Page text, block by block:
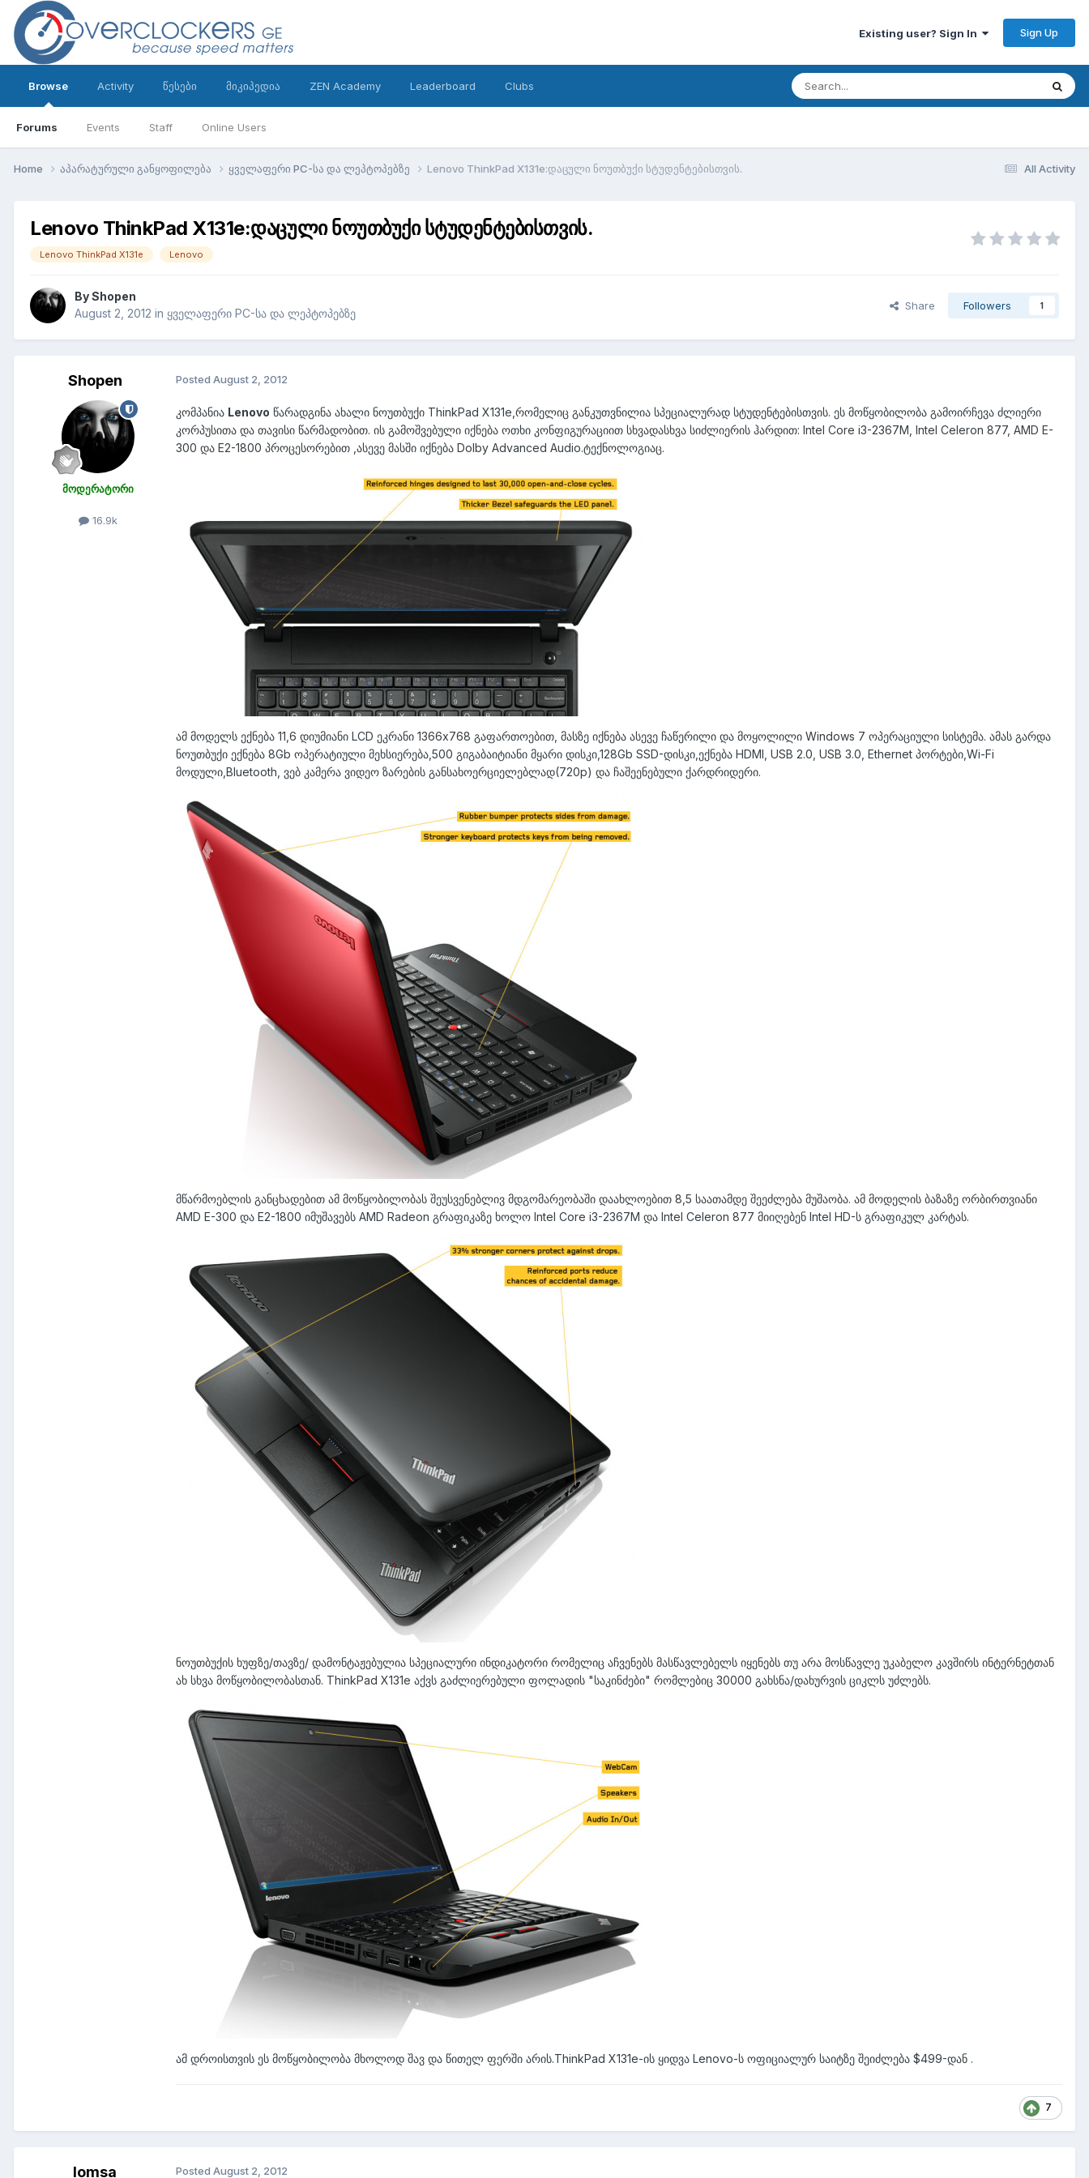
Existing user? Sign In Sign Up
Browse
Forums Events Staff Online Users
Activity წესები მიკიპედია ZEN Academy Leaderboard Clubs
All Activity
Home აპარატურული განყოფილება ყველაფერი PC-სა და ლეპტოპებზე Lenovo ThinkPad X131e:დაცული ნოუთბუქი სტუდენტებისთვის.
Lenovo ThinkPad X131e:დაცული ნოუთბუქი სტუდენტებისთვის.
Lenovo ThinkPad X131e Lenovo
ByShopen
August 2, 2012 in ყველაფერი PC-სა და ლეპტოპებზე
Share Followers 1
Shopen
მოდერატორი
16.9k
Posted August 2, 2012
კომპანია Lenovo წარადგინა ახალი ნოუთბუქი ThinkPad X131e,რომელიც განკუთვნილია სპეციალურად სტუდენტებისთვის. ეს მოწყობილობა გამოირჩევა ძლიერი
კორპუსითა და თავისი წარმადობით. ის გამოშვებული იქნება ოთხი კონფიგურაციით სხვადასხვა სიძლიერის ჰარდით: Intel Core i3-2367M, Intel Celeron 877, AMD E-
300 და E2-1800 პროცესორებით ,ასევე მასში იქნება Dolby Advanced Audio.ტექნოლოგიაც.
ამ მოდელს ექნება 11,6 დიუმიანი LCD ეკრანი 1366х768 გაფართოებით, მასზე იქნება ასევე ჩაწერილი და მოყოლილი Windows 7 ოპერაციული სისტემა. ამას გარდა
ნოუთბუქი ექნება 8Gb ოპერატიული მეხსიერება,500 გიგაბაიტიანი მყარი დისკი,128Gb SSD-დისკი,ექნება HDMI, USB 2.0, USB 3.0, Ethernet პორტები,Wi-Fi
მოდული,Bluetooth, ვებ კამერა ვიდეო ზარების განსახოერციელებლად(720p) და ჩაშეენებული ქარდრიდერი.
მწარმოებლის განცხადებით ამ მოწყობილობას შეუსვენებლივ მდგომარეობაში დაახლოებით 8,5 საათამდე შეეძლება მუშაობა. ამ მოდელის ბაზაზე ორბირთვიანი
AMD E-300 და E2-1800 იმუშავებს AMD Radeon გრაფიკაზე ხოლო Intel Core i3-2367M და Intel Celeron 877 მიიღებენ Intel HD-ს გრაფიკულ კარტას.
ნოუთბუქის ხუფზე/თავზე/ დამონტაჟებულია სპეციალური ინდიკატორი რომელიც აჩვენებს მასწავლებელს იყენებს თუ არა მოსწავლე უკაბელო კავშირს ინტერნეტთან
ახ სხვა მოწყობილობასთან. ThinkPad X131e აქვს გაძლიერებული ფოლადის "საკინძები" რომლებიც 30000 გახსნა/დახურვის ციკლს უძლებს.
ამ დროისთვის ეს მოწყობილობა მხოლოდ შავ და წითელ ფერში არის.ThinkPad X131e-ის ყიდვა Lenovo-ს ოფიციალურ საიტზე შეიძლება $499-დან .
7
lomsa Posted August 2, 2012